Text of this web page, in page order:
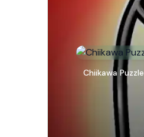
Chiikawa Puzzle